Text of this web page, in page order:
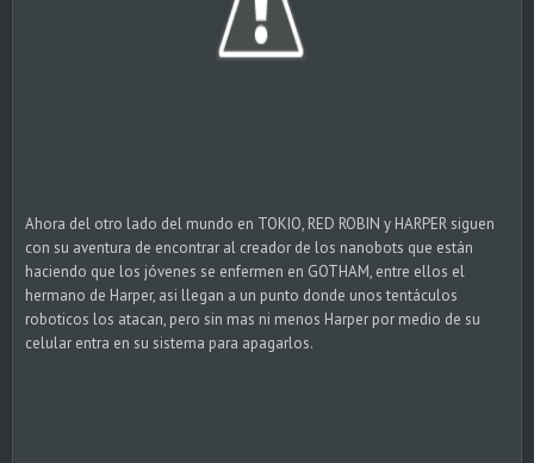
Ahora del otro lado del mundo en TOKIO, RED ROBIN y HARPER siguen
con su aventura de encontrar al creador de los nanobots que están
haciendo que los jóvenes se enfermen en GOTHAM, entre ellos el
hermano de Harper, asi llegan a un punto donde unos tentáculos
roboticos los atacan, pero sin mas ni menos Harper por medio de su
celular entra en su sistema para apagarlos.